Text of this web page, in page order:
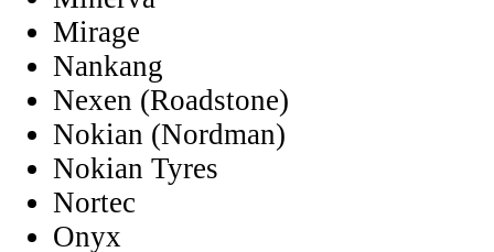
Mirage
Nankang
Nexen (Roadstone)
Nokian (Nordman)
Nokian Tyres
Nortec
Onyx